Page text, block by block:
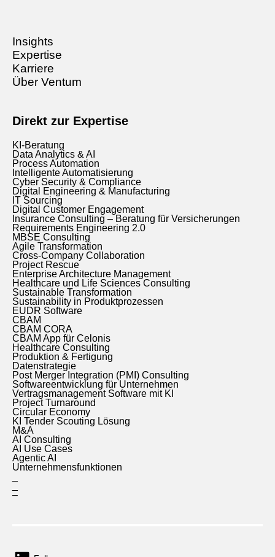
Insights
Expertise
Karriere
Über Ventum
Direkt zur Expertise
KI-Beratung
Data Analytics & AI
Process Automation
Intelligente Automatisierung
Cyber Security & Compliance
Digital Engineering & Manufacturing
IT Sourcing
Digital Customer Engagement
Insurance Consulting – Beratung für Versicherungen
Requirements Engineering 2.0
MBSE Consulting
Agile Transformation
Cross-Company Collaboration
Project Rescue
Enterprise Architecture Management
Healthcare und Life Sciences Consulting
Sustainable Transformation
Sustainability in Produktprozessen
EUDR Software
CBAM
CBAM CORA
CBAM App für Celonis
Healthcare Consulting
Produktion & Fertigung
Datenstrategie
Post Merger Integration (PMI) Consulting
Softwareentwicklung für Unternehmen
Vertragsmanagement Software mit KI
Project Turnaround
Circular Economy
KI Tender Scouting Lösung
M&A
AI Consulting
AI Use Cases
Agentic AI
Unternehmensfunktionen
–